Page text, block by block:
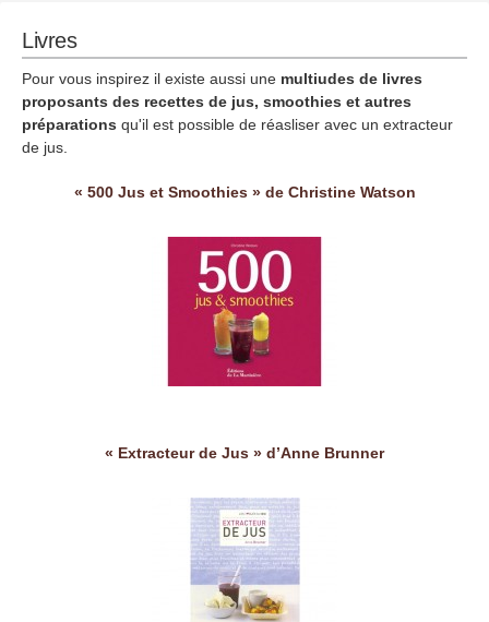
Livres
Pour vous inspirez il existe aussi une multiudes de livres
proposants des recettes de jus, smoothies et autres
préparations qu'il est possible de réasliser avec un extracteur
de jus.
« 500 Jus et Smoothies » de Christine Watson
« Extracteur de Jus » d’Anne Brunner